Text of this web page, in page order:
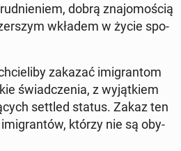
dobrą zna­jo­mo­ścią
wkładem w życie spo­
zakazać imi­gran­tom
świad­cze­nia, z wy­jąt­kiem
settled status. Zakaz ten
którzy nie są oby­